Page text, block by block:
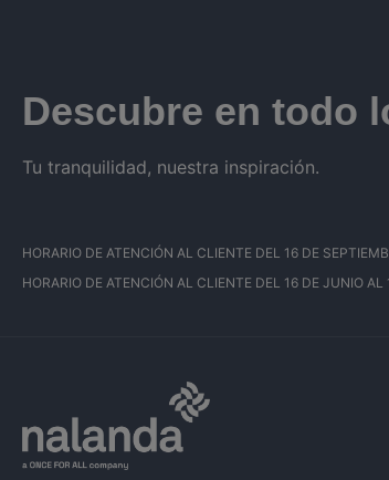
Descubre en todo
Tu tranquilidad, nuestra inspiración.
HORARIO DE ATENCIÓN AL CLIENTE DEL 16 DE
HORARIO DE ATENCIÓN AL CLIENTE DEL 16 DE JUNIO